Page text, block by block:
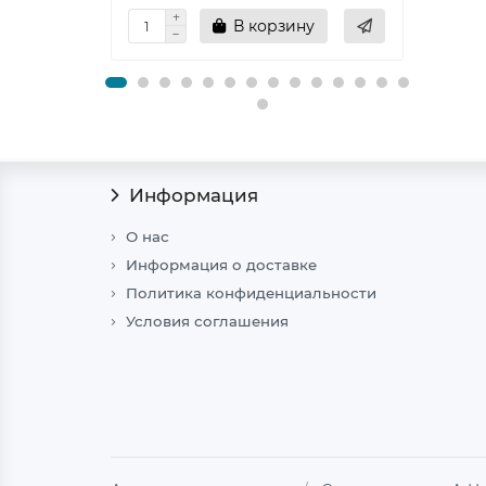
В корзину
Информация
О нас
Информация о доставке
Политика конфиденциальности
Условия соглашения